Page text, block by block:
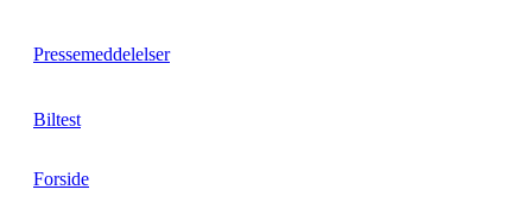
Pressemeddelelser
Biltest
Forside